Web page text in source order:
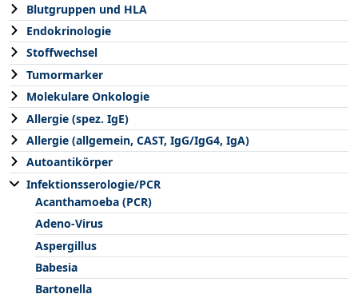
Blutgruppen und HLA
Endokrinologie
Stoffwechsel
Tumormarker
Molekulare Onkologie
Allergie (spez. IgE)
Allergie (allgemein, CAST, IgG/IgG4, IgA)
Autoantikörper
Infektionsserologie/PCR
Acanthamoeba (PCR)
Adeno-Virus
Aspergillus
Babesia
Bartonella